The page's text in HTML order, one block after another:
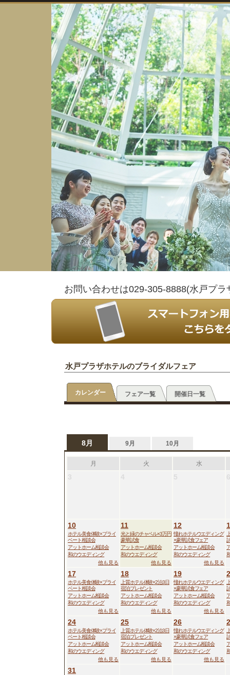
お問い合わせは029-305-8888(水戸プ
水戸プラザホテルのブライダルフェア
カレンダー フェア一覧 開催日一覧
8月 9月 10月
月 火 水
10
ホテル美食体験×プライ
ベート相談会
アットホーム相談会
和のウエディング
他も見る
11
光と緑のチャペル×3万円
豪華試食
アットホーム相談会
和のウエディング
他も見る
12
憧れホテルウエディング
×豪華試食フェア
アットホーム相談会
和のウエディング
他も見る
17
ホテル美食体験×プライ
ベート相談会
アットホーム相談会
和のウエディング
他も見る
18
上質ホテル体験×2泊3日
宿泊プレゼント
アットホーム相談会
和のウエディング
他も見る
19
憧れホテルウエディング
×豪華試食フェア
アットホーム相談会
和のウエディング
他も見る
24
ホテル美食体験×プライ
ベート相談会
アットホーム相談会
和のウエディング
他も見る
25
上質ホテル体験×2泊3日
宿泊プレゼント
アットホーム相談会
和のウエディング
他も見る
26
憧れホテルウエディング
×豪華試食フェア
アットホーム相談会
和のウエディング
他も見る
31